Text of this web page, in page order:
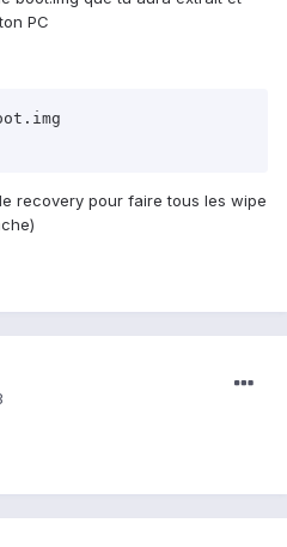
PC
recovery pour faire tous les wipe